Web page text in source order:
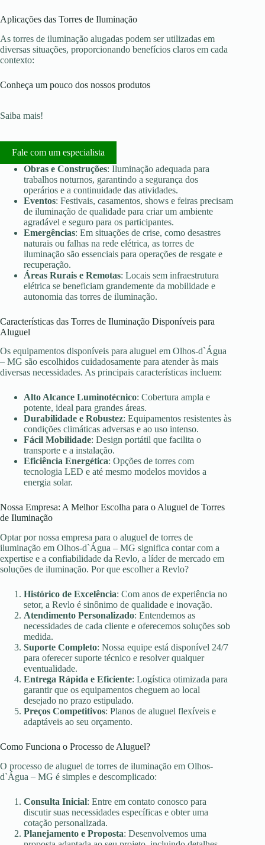
Aplicações das Torres de Iluminação
As torres de iluminação alugadas podem ser utilizadas em
diversas situações, proporcionando benefícios claros em cada
contexto:
Conheça um pouco dos nossos produtos
Saiba mais!
Fale com um especialista
Obras e Construções: Iluminação adequada para
trabalhos noturnos, garantindo a segurança dos
operários e a continuidade das atividades.
Eventos: Festivais, casamentos, shows e feiras precisam
de iluminação de qualidade para criar um ambiente
agradável e seguro para os participantes.
Emergências: Em situações de crise, como desastres
naturais ou falhas na rede elétrica, as torres de
iluminação são essenciais para operações de resgate e
recuperação.
Áreas Rurais e Remotas: Locais sem infraestrutura
elétrica se beneficiam grandemente da mobilidade e
autonomia das torres de iluminação.
Características das Torres de Iluminação Disponíveis para
Aluguel
Os equipamentos disponíveis para aluguel em Olhos-d`Água
– MG são escolhidos cuidadosamente para atender às mais
diversas necessidades. As principais características incluem:
Alto Alcance Luminotécnico: Cobertura ampla e
potente, ideal para grandes áreas.
Durabilidade e Robustez: Equipamentos resistentes às
condições climáticas adversas e ao uso intenso.
Fácil Mobilidade: Design portátil que facilita o
transporte e a instalação.
Eficiência Energética: Opções de torres com
tecnologia LED e até mesmo modelos movidos a
energia solar.
Nossa Empresa: A Melhor Escolha para o Aluguel de Torres
de Iluminação
Optar por nossa empresa para o aluguel de torres de
iluminação em Olhos-d`Água – MG significa contar com a
expertise e a confiabilidade da Revlo, a líder de mercado em
soluções de iluminação. Por que escolher a Revlo?
Histórico de Excelência: Com anos de experiência no
setor, a Revlo é sinônimo de qualidade e inovação.
Atendimento Personalizado: Entendemos as
necessidades de cada cliente e oferecemos soluções sob
medida.
Suporte Completo: Nossa equipe está disponível 24/7
para oferecer suporte técnico e resolver qualquer
eventualidade.
Entrega Rápida e Eficiente: Logística otimizada para
garantir que os equipamentos cheguem ao local
desejado no prazo estipulado.
Preços Competitivos: Planos de aluguel flexíveis e
adaptáveis ao seu orçamento.
Como Funciona o Processo de Aluguel?
O processo de aluguel de torres de iluminação em Olhos-
d`Água – MG é simples e descomplicado:
Consulta Inicial: Entre em contato conosco para
discutir suas necessidades específicas e obter uma
cotação personalizada.
Planejamento e Proposta: Desenvolvemos uma